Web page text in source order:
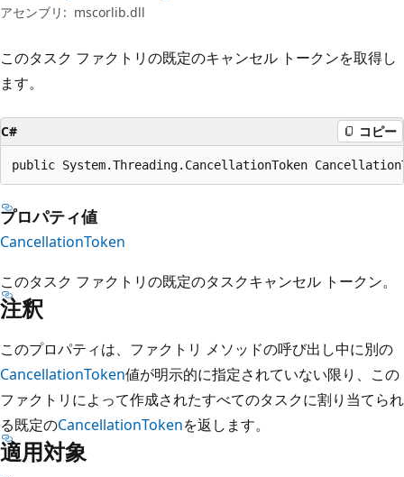
アセンブリ: mscorlib.dll
このタスク ファクトリの既定のキャンセル トークンを取得し
ます。
C# コピー
public System.Threading.CancellationToken
プロパティ値
CancellationToken
このタスク ファクトリの既定のタスクキャンセル トークン。
注釈
このプロパティは、ファクトリ メソッドの呼び出し中に別の
CancellationToken値が明示的に指定されていない限り、この
ファクトリによって作成されたすべてのタスクに割り当てられ
る既定のCancellationTokenを返します。
適用対象